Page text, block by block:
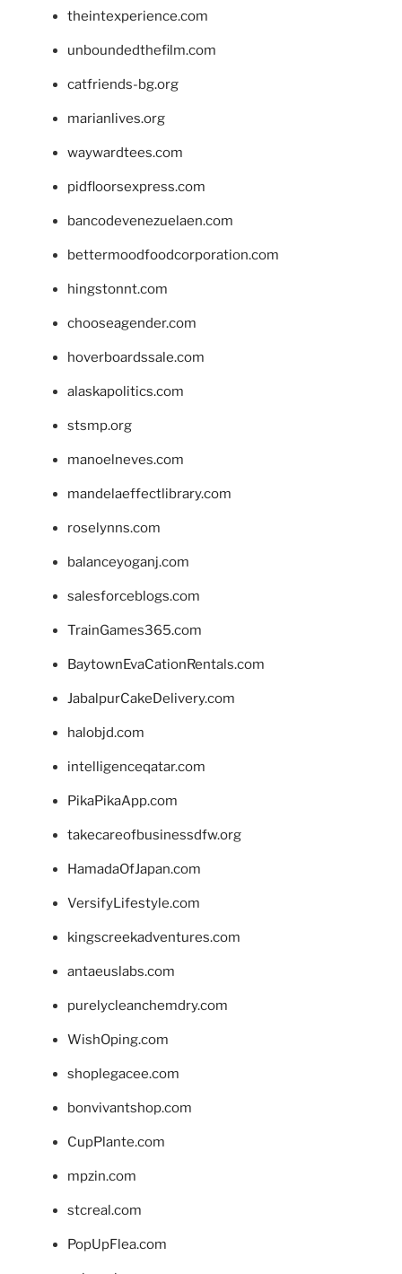
theintexperience.com
unboundedthefilm.com
catfriends-bg.org
marianlives.org
waywardtees.com
pidfloorsexpress.com
bancodevenezuelaen.com
bettermoodfoodcorporation.com
hingstonnt.com
chooseagender.com
hoverboardssale.com
alaskapolitics.com
stsmp.org
manoelneves.com
mandelaeffectlibrary.com
roselynns.com
balanceyoganj.com
salesforceblogs.com
TrainGames365.com
BaytownEvaCationRentals.com
JabalpurCakeDelivery.com
halobjd.com
intelligenceqatar.com
PikaPikaApp.com
takecareofbusinessdfw.org
HamadaOfJapan.com
VersifyLifestyle.com
kingscreekadventures.com
antaeuslabs.com
purelycleanchemdry.com
WishOping.com
shoplegacee.com
bonvivantshop.com
CupPlante.com
mpzin.com
stcreal.com
PopUpFlea.com